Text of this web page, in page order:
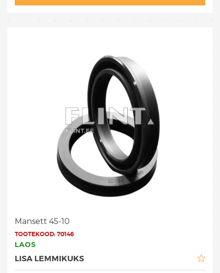
Mansett 45-10
TOOTEKOOD:70146
LAOS
LISA LEMMIKUKS